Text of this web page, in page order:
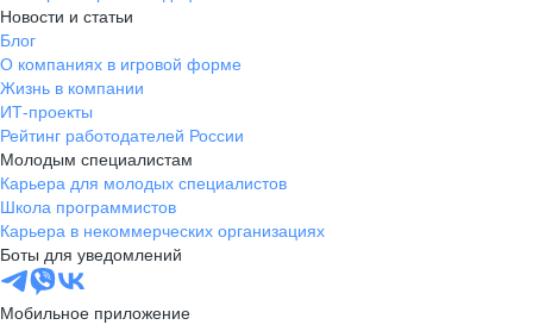
Новости и статьи
Блог
О компаниях в игровой форме
Жизнь в компании
ИТ-проекты
Рейтинг работодателей России
Молодым специалистам
Карьера для молодых специалистов
Школа программистов
Карьера в некоммерческих организациях
Боты для уведомлений
Мобильное приложение